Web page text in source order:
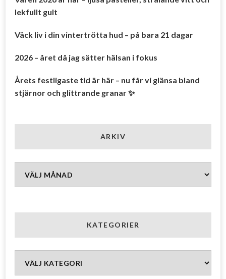
lekfullt gult
Väck liv i din vintertrötta hud – på bara 21 dagar
2026 – året då jag sätter hälsan i fokus
Årets festligaste tid är här – nu får vi glänsa bland
stjärnor och glittrande granar ✨
ARKIV
Arkiv
KATEGORIER
Kategorier